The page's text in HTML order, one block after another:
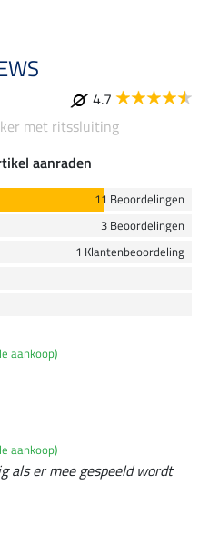
4.7
met ritssluiting
aanraden
11 Beoordelingen
3 Beoordelingen
1 Klantenbeoordeling
aankoop)
aankoop)
als er mee gespeeld wordt